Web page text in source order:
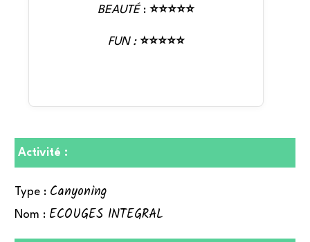
BEAUTÉ :⭐⭐⭐⭐⭐
FUN :⭐⭐⭐⭐⭐
Activité :
Type : Canyoning
Nom : ECOUGES INTEGRAL